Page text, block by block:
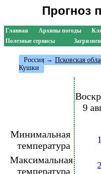
Прогноз
Главная Архивы погоды
Полезные сервисы
Россия → Псковская
Кушки
9
Минимальная
температура
Максимальная
температура